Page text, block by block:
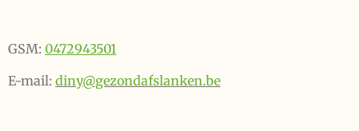
GSM: 0472943501
E-mail: diny@gezondafslanken.be